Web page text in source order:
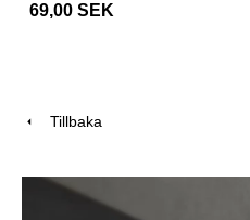
69,00 SEK
Tillbaka